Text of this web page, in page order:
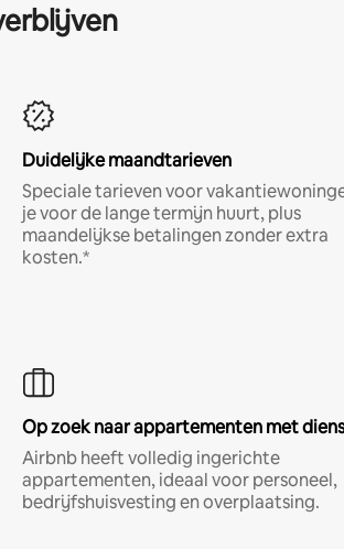
Duidelijke maandtarieven
Speciale tarieven voor
je voor de lange termijn huurt, plus
maandelijkse betalingen zonder extra
kosten.*
Op zoek naar appartementen met
Airbnb heeft volledig ingerichte
appartementen, ideaal voor personeel,
bedrijfshuisvesting en overplaatsing.